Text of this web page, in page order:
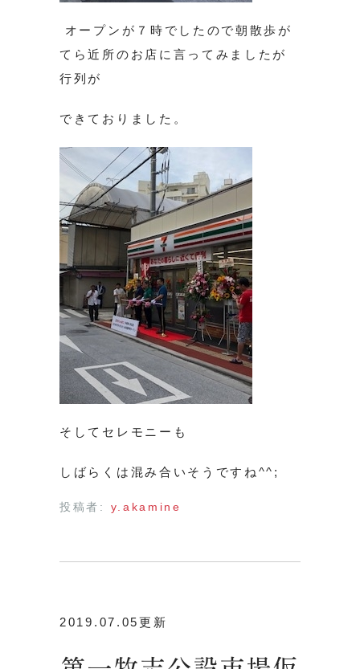
オープンが７時でしたので朝散歩が
てら近所のお店に言ってみましたが
行列が
できておりました。
そしてセレモニーも
しばらくは混み合いそうですね^^;
投稿者: y.akamine
2019.07.05更新